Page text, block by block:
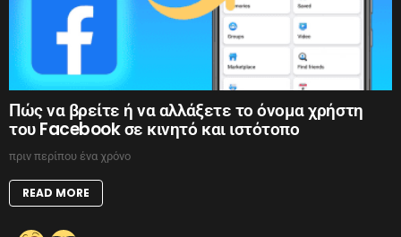
Πώς να βρείτε ή να αλλάξετε το όνομα χρήστη
του Facebook σε κινητό και ιστότοπο
πριν περίπου ένα χρόνο
READ MORE